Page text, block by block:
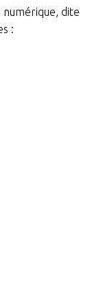
numérique, dite
: